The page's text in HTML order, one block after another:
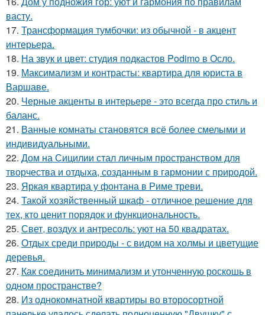
васту.
17. Трансформация тумбочки: из обычной - в акцент
интерьера.
18. На звук и цвет: студия подкастов Podimo в Осло.
19. Максимализм и контрасты: квартира для юриста в
Варшаве.
20. Черные акценты в интерьере - это всегда про стиль и
баланс.
21. Ванные комнаты становятся всё более смелыми и
индивидуальными.
22. Дом на Сицилии стал личным пространством для
творчества и отдыха, созданным в гармонии с природой.
23. Яркая квартира у фонтана в Риме треви.
24. Такой хозяйственный шкаф - отличное решение для
тех, кто ценит порядок и функциональность.
25. Свет, воздух и антресоль: уют на 50 квадратах.
26. Отдых среди природы - с видом на холмы и цветущие
деревья.
27. Как соединить минимализм и утонченную роскошь в
одном пространстве?
28. Из однокомнатной квартиры во второсортной